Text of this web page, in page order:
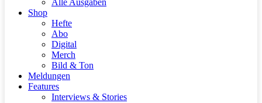
Shop
Hefte
Abo
Digital
Merch
Bild & Ton
Meldungen
Features
Interviews & Stories